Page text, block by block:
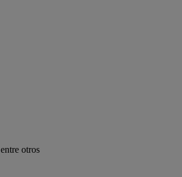
otros